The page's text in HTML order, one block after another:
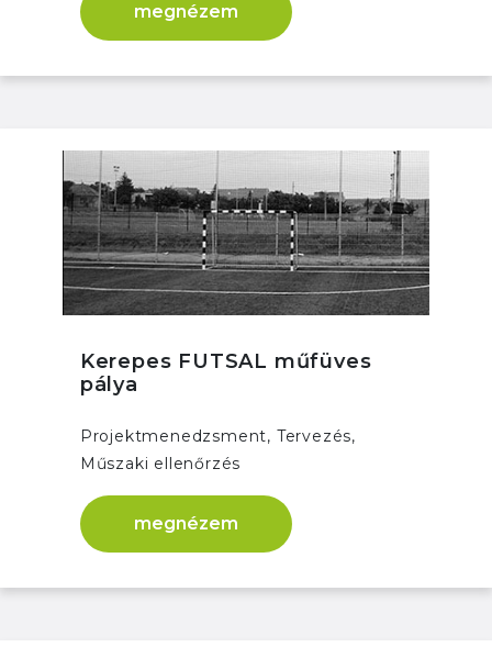
megnézem
Kerepes FUTSAL műfüves
pálya
Projektmenedzsment, Tervezés,
Műszaki ellenőrzés
megnézem